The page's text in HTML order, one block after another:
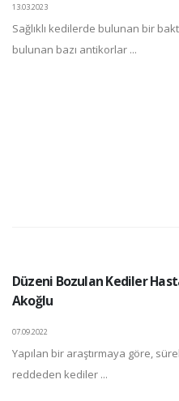
13.03.2023
Sağlıklı kedilerde bulunan bir
bulunan bazı antikorlar ...
Düzeni Bozulan Kediler
Akoğlu
07.09.2022
Yapılan bir araştırmaya göre,
reddeden kediler ...